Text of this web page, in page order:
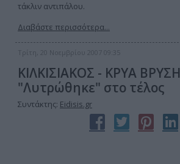
τάκλιν αντιπάλου.
Διαβάστε περισσότερα...
Τρίτη, 20 Νοεμβρίου 2007 09:35
ΚΙΛΚΙΣΙΑΚΟΣ - ΚΡΥΑ ΒΡΥΣΗ
"Λυτρώθηκε" στο τέλος
Συντάκτης: Eidisis.gr